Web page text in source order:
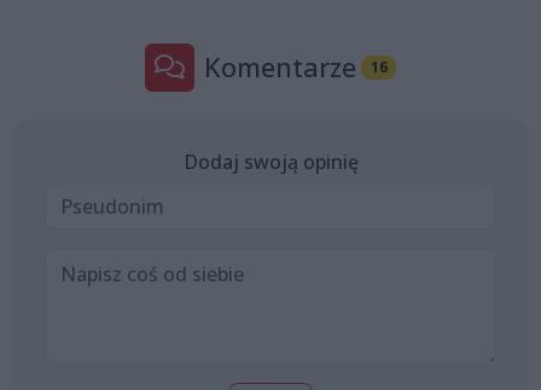
Komentarze 16
Dodaj swoją opinię